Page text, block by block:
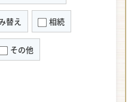
替え 相続
その他